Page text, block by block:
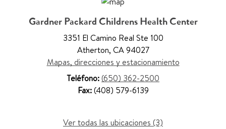
Gardner Packard Childrens Health Center
3351 El Camino Real Ste 100
Atherton, CA 94027
Mapas, direcciones y estacionamiento
Teléfono:(650) 362-2500
Fax:(408) 579-6139
Ver todas las ubicaciones (3)